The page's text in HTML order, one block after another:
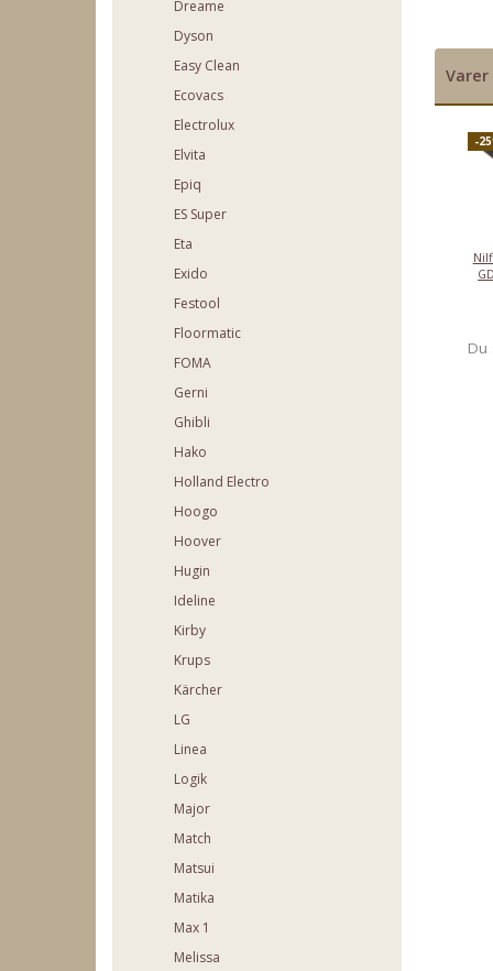
Dreame
Dyson
Easy Clean
Ecovacs
Electrolux
Elvita
Epiq
ES Super
Eta
Exido
Festool
Floormatic
FOMA
Gerni
Ghibli
Hako
Holland Electro
Hoogo
Hoover
Hugin
Ideline
Kirby
Krups
Kärcher
LG
Linea
Logik
Major
Match
Matsui
Matika
Max 1
Melissa
-
Du